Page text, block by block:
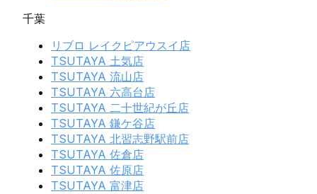
千葉
リブロ レイクピアウスイ店
TSUTAYA 土気店
TSUTAYA 流山店
TSUTAYA 六高台店
TSUTAYA 二十世紀が丘店
TSUTAYA 鎌ケ谷店
TSUTAYA 北習志野駅前店
TSUTAYA 佐倉店
TSUTAYA 佐原店
TSUTAYA 富津店